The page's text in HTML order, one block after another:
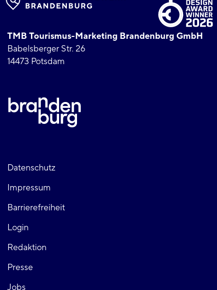
TMB Tourismus-Marketing Brandenburg GmbH
Babelsberger Str. 26
14473 Potsdam
Fußzeile
links
Datenschutz
Impressum
Barrierefreiheit
Login
Fußzeile
rechts
Redaktion
Presse
Jobs